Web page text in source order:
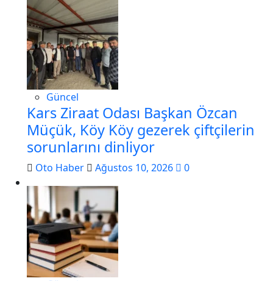
Güncel
Kars Ziraat Odası Başkan Özcan
Müçük, Köy Köy gezerek çiftçilerin
sorunlarını dinliyor
Oto Haber Ağustos 10, 2026 0